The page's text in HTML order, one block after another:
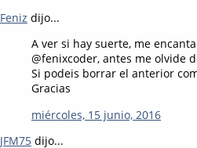
Feniz dijo...
A ver si hay suerte, me
@fenixcoder, antes me olvide
Si podeis borrar el anterior
Gracias
miércoles, 15 junio, 2016
JFM75 dijo...